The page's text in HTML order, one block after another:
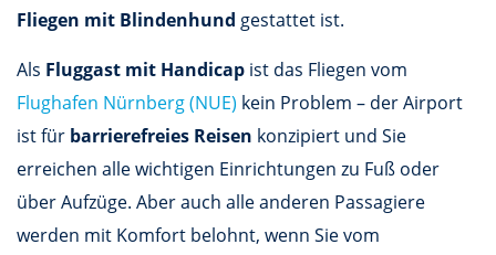
Fliegen mit Blindenhund gestattet ist.
Als Fluggast mit Handicap ist das Fliegen vom
Flughafen Nürnberg (NUE) kein Problem – der Airport
ist für barrierefreies Reisen konzipiert und Sie
erreichen alle wichtigen Einrichtungen zu Fuß oder
über Aufzüge. Aber auch alle anderen Passagiere
werden mit Komfort belohnt, wenn Sie vom